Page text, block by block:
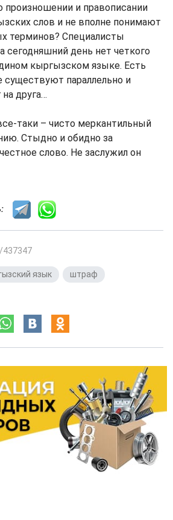
произношении и правописании
слов и не вполне понимают
терминов? Специалисты
сегодняшний день нет четкого
кыргызском языке. Есть
параллельно и
друга…
таки – чисто меркантильный
Стыдно и обидно за
слово. Не заслужил он
437347
язык штраф